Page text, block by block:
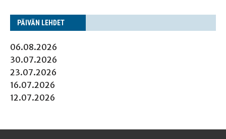
PÄI­VÄN LEHDET
06.08.2026
30.07.2026
23.07.2026
16.07.2026
12.07.2026